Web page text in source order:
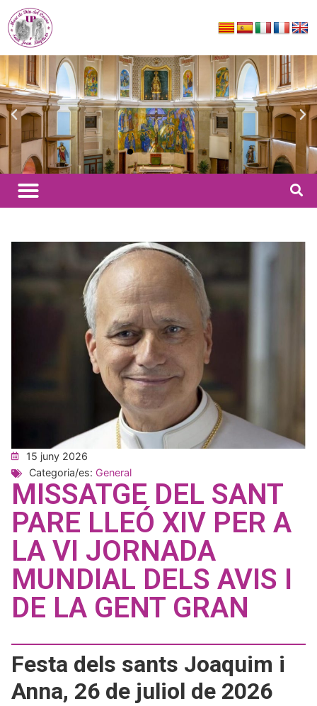
15 juny 2026
Categoria/es: General
MISSATGE DEL SANT
PARE LLEÓ XIV PER A
LA VI JORNADA
MUNDIAL DELS AVIS I
DE LA GENT GRAN
Festa dels sants Joaquim i
Anna, 26 de juliol de 2026